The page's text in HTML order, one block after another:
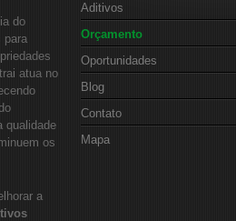
do
para
atua no
qualidade
os
a
Aditivos
Orçamento
Oportunidades
Blog
Contato
Mapa